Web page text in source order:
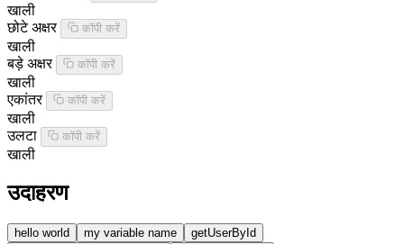
खाली
छोटे अक्षर
कॉपी करें
खाली
बड़े अक्षर
कॉपी करें
खाली
एकांतर
कॉपी करें
खाली
उलटा
कॉपी करें
खाली
उदाहरण
hello world my variable name getUserById